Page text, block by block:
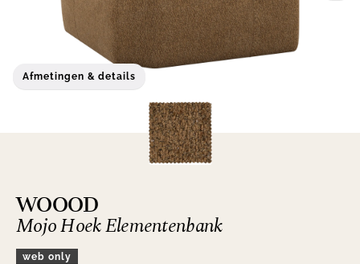
Afmetingen & details
WOOOD
Mojo Hoek Elementenbank
web only